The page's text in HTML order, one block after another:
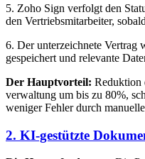
5. Zoho Sign verfolgt den
den Vertriebsmitarbeiter,
6. Der unterzeichnete Vertrag
gespeichert und relevante
Der Hauptvorteil: Reduktion
verwaltung um bis zu 80%,
weniger Fehler durch
2. KI-gestützte